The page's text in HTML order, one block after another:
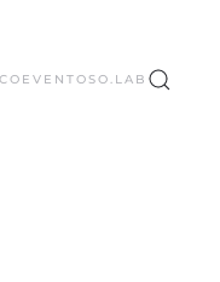
EVENTOSO.LAB